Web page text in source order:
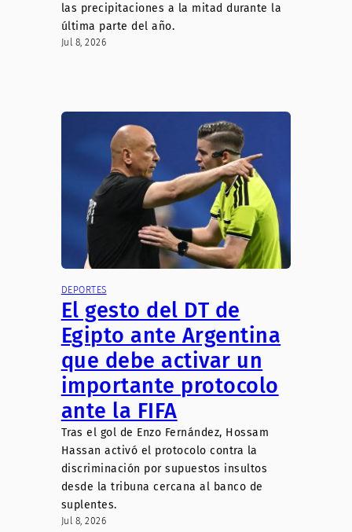
las precipitaciones a la mitad durante la
última parte del año.
Jul 8, 2026
DEPORTES
El gesto del DT de
Egipto ante Argentina
que debe activar un
importante protocolo
ante la FIFA
Tras el gol de Enzo Fernández, Hossam
Hassan activó el protocolo contra la
discriminación por supuestos insultos
desde la tribuna cercana al banco de
suplentes.
Jul 8, 2026